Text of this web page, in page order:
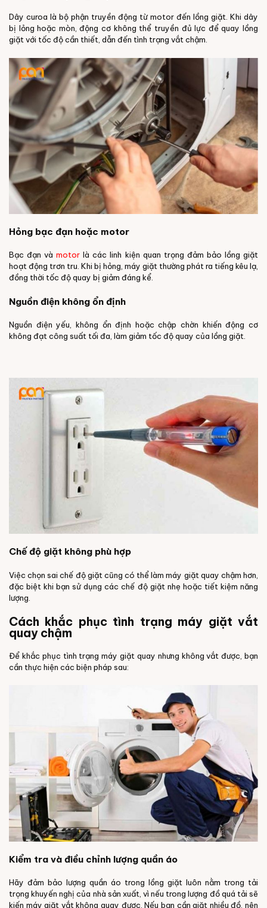
Dây curoa là bộ phận truyền động từ motor đến lồng giặt. Khi dây
bị lỏng hoặc mòn, động cơ không thể truyền đủ lực để quay lồng
giặt với tốc độ cần thiết, dẫn đến tình trạng vắt chậm.
Hỏng bạc đạn hoặc motor
Bạc đạn vàmotor là các linh kiện quan trọng đảm bảo lồng giặt
hoạt động trơn tru. Khi bị hỏng, máy giặt thường phát ra tiếng kêu lạ,
đồng thời tốc độ quay bị giảm đáng kể.
Nguồn điện không ổn định
Nguồn điện yếu, không ổn định hoặc chập chờn khiến động cơ
không đạt công suất tối đa, làm giảm tốc độ quay của lồng giặt.
Chế độ giặt không phù hợp
Việc chọn sai chế độ giặt cũng có thể làm máy giặt quay chậm hơn,
đặc biệt khi bạn sử dụng các chế độ giặt nhẹ hoặc tiết kiệm năng
lượng.
Cách khắc phục tình trạng máy giặt vắt
quay chậm
Để khắc phục tình trạng máy giặt quay nhưng không vắt được, bạn
cần thực hiện các biện pháp sau:
Kiểm tra và điều chỉnh lượng quần áo
Hãy đảm bảo lượng quần áo trong lồng giặt luôn nằm trong tải
trọng khuyến nghị của nhà sản xuất, vì nếu trong lượng đồ quá tải sẽ
kiến máy giặt vắt không quay được. Nếu bạn cần giặt nhiều đồ, nên